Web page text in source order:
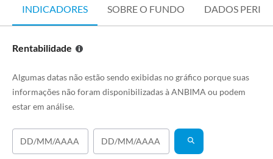
INDICADORES SOBRE O FUNDO DADOS
Rentabilidade
Algumas datas não estão sendo exibidas no gráfico porque suas
informações não foram disponibilizadas à ANBIMA ou podem
estar em análise.